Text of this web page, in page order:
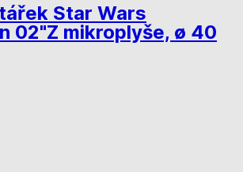
Star Wars
02"Z mikroplyše, ø 40